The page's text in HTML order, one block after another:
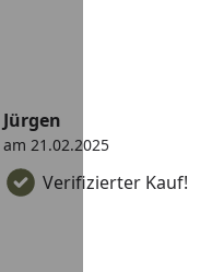
Verifizierter Kauf!
Jürgen
am 21.02.2025